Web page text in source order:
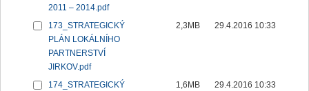
2011 – 2014.pdf
173_STRATEGICKÝ
PLÁN LOKÁLNÍHO
PARTNERSTVÍ
JIRKOV.pdf
2,3MB 29.4.2016 10:33
174_STRATEGICKÝ
1,6MB 29.4.2016 10:33